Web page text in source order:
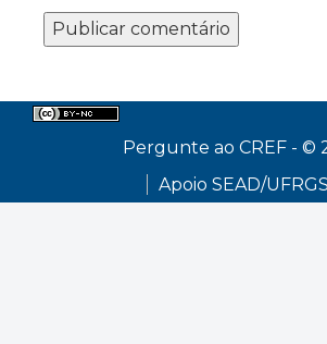
Pergunte ao CREF - ©
Apoio SEAD/UFRGS